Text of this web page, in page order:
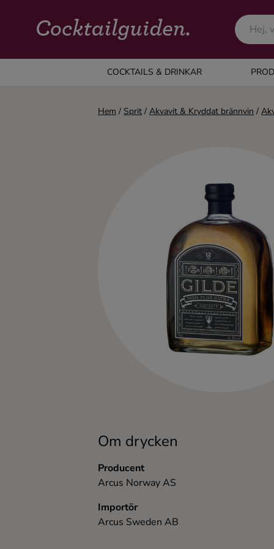
COCKTAILS & DRINKAR
COCKTAILS & DRINKAR
Alla cocktails & drinkar
Hem / Sprit / Akvavit & Kryddat brännvin /
Om drycken
Producent
Arcus Norway AS
Importör
Arcus Sweden AB